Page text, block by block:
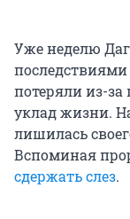
Уже неделю
потеряли из-
уклад жизни.
лишилась
Вспоминая
сдержать слез.